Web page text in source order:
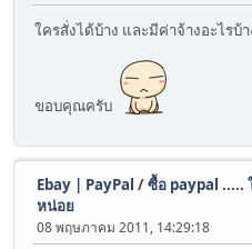
ใครสั่งได้บ้าง และมีค่าจ้างอะไรบ้
ขอบคุณครับ
Ebay | PayPal /ซื้อ paypal .....
หน่อย
08 พฤษภาคม 2011, 14:29:18